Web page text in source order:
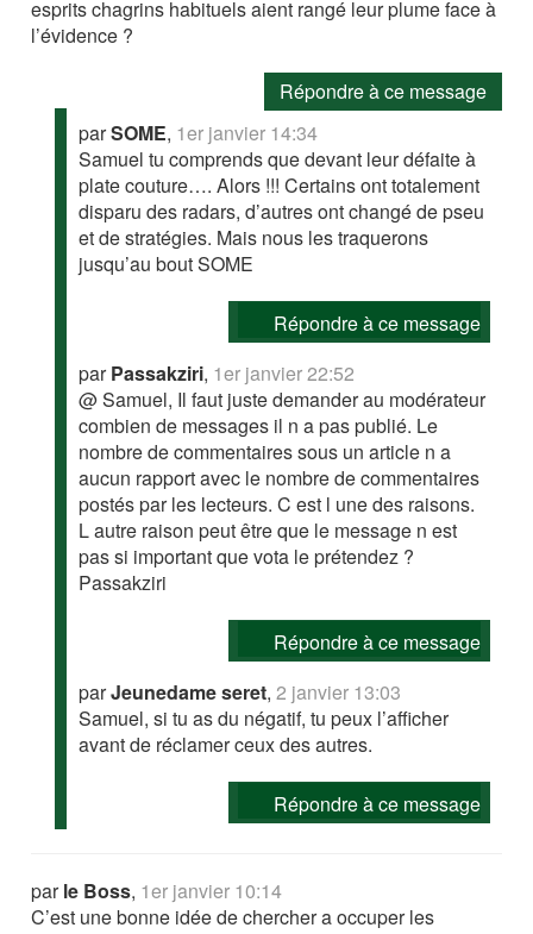
esprits chagrins habituels aient rangé leur plume face à
l’évidence ?
Répondre à ce message
parSOME, 1er janvier 14:34
Samuel tu comprends que devant leur défaite à
plate couture…. Alors !!! Certains ont totalement
disparu des radars, d’autres ont changé de pseu
et de stratégies. Mais nous les traquerons
jusqu’au bout SOME
Répondre à ce message
parPassakziri, 1er janvier 22:52
@ Samuel, Il faut juste demander au modérateur
combien de messages il n a pas publié. Le
nombre de commentaires sous un article n a
aucun rapport avec le nombre de commentaires
postés par les lecteurs. C est l une des raisons.
L autre raison peut être que le message n est
pas si important que vota le prétendez ?
Passakziri
Répondre à ce message
parJeunedame seret,2 janvier 13:03
Samuel, si tu as du négatif, tu peux l’afficher
avant de réclamer ceux des autres.
Répondre à ce message
parle Boss, 1er janvier 10:14
C’est une bonne idée de chercher a occuper les